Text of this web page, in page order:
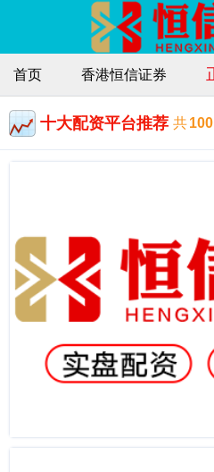
首页 香港恒信证券
十大配资平台推荐 共100